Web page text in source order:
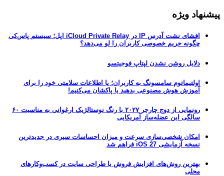
پیشنهاد ویژه
افشای نشت آدرس IP در iCloud Private Relay اپل؛ سیستم پاس‌کی
چگونه حریم خصوصی کاربران را لو می‌دهد؟
دلایل روشن نشدن لپتاپ فوجیتسو
اولتیماتوم سامسونگ به کاربران؛ یا اطلاعات سلامتی خود را برای
آموزش هوش مصنوعی بدهید یا پاکشان می‌کنیم!
رونمایی از دوج چارجر ۲۰۲۷ با رنگ نوستالژیک ارغوانی به مناسبت ۶۰
سالگی این عضله‌ساز آمریکایی
امکان شخصی‌سازی سرعت و میزان احساسات سیری در جدیدترین
نسخه آزمایشی iOS 27 فراهم شد
بهترین روش‌های افزایش فروش با طراحی سایت در کسب‌وکارهای
محلی